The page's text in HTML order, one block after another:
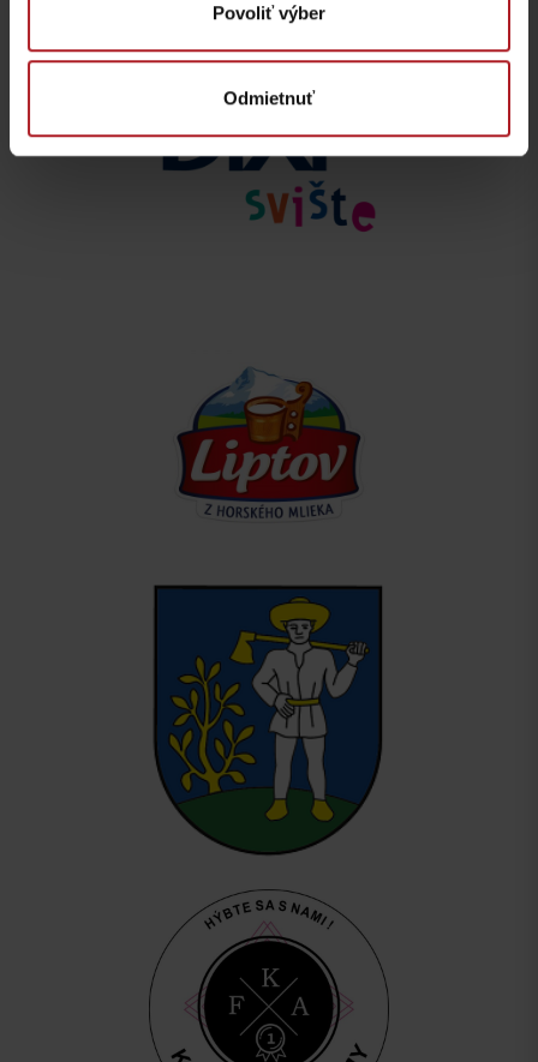
Povoliť výber
Odmietnuť